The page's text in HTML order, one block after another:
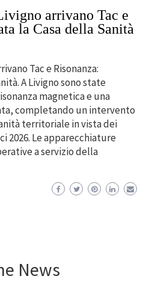
arrivano Tac e
la Casa della Sanità
Tac e Risonanza:
A Livigno sono state
magnetica e una
completando un intervento
territoriale in vista dei
2026. Le apparecchiature
a servizio della
News